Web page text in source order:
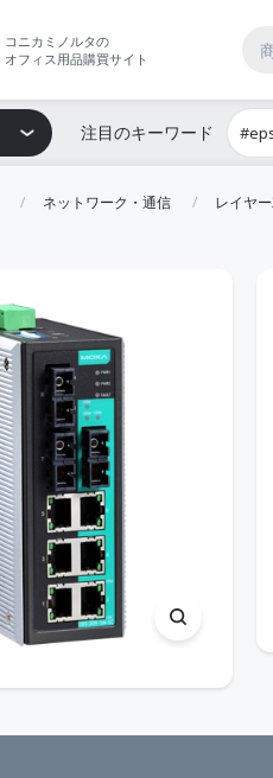
コニカミノルタの
オフィス用品購買サイト
注目のキーワード
ネットワーク・通信 レイヤ